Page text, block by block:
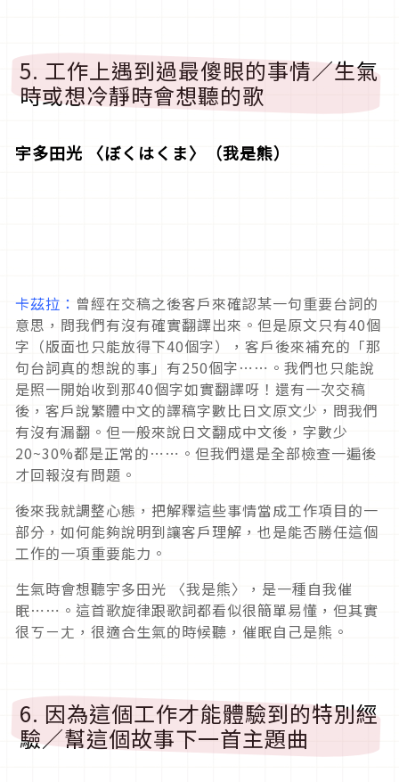
5. 工作上遇到過最傻眼的事情／生氣
時或想冷靜時會想聽的歌
宇多田光 〈ぼくはくま〉（我是熊）
卡茲拉： 曾經在交稿之後客戶來確認某一句重要台詞的
意思，問我們有沒有確實翻譯出來。但是原文只有40個
字（版面也只能放得下40個字），客戶後來補充的「那
句台詞真的想說的事」有250個字⋯⋯。我們也只能說
是照一開始收到那40個字如實翻譯呀！還有一次交稿
後，客戶說繁體中文的譯稿字數比日文原文少，問我們
有沒有漏翻。但一般來說日文翻成中文後，字數少
20~30%都是正常的⋯⋯。但我們還是全部檢查一遍後
才回報沒有問題。
後來我就調整心態，把解釋這些事情當成工作項目的一
部分，如何能夠說明到讓客戶理解，也是能否勝任這個
工作的一項重要能力。
生氣時會想聽宇多田光 〈我是熊〉，是一種自我催
眠⋯⋯。這首歌旋律跟歌詞都看似很簡單易懂，但其實
很ㄎㄧㄤ，很適合生氣的時候聽，催眠自己是熊。
6. 因為這個工作才能體驗到的特別經
驗／幫這個故事下一首主題曲